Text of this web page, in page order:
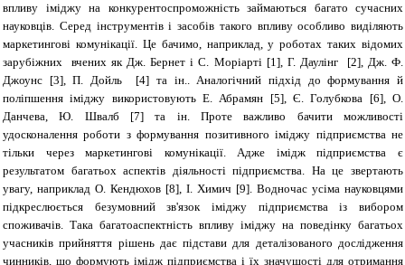
впливу іміджу на конкурентоспроможність займаються багато сучасних
науковців. Серед інструментів і засобів такого впливу особливо виділяють
маркетингові комунікації. Це бачимо, наприклад, у роботах таких відомих
зарубіжних вчених як Дж.Бернет і С. Моріарті [1], Г. Даулінг [2], Дж. Ф.
Джоунс [3], П. Дойль
[4] та ін.. Аналогічний підхід до формування й
поліпшення іміджу використовують Е. Абрамян [5], Є. Голубкова [6], О.
Данчева, Ю.
Швалб [7] та ін. Проте важливо бачити можливості
удосконалення роботи з формування позитивного іміджу підприємства не
тільки через маркетингові комунікації. Адже імідж підприємства є
результатом багатьох аспектів діяльності підприємства. На це звертають
увагу, наприклад О. Кендюхов [8], І. Химич [9]. Водночас усіма науковцями
підкреслюється безумовний зв'язок іміджу підприємства із вибором
споживачів. Така багатоаспектність впливу іміджу на поведінку багатьох
учасників прийняття рішень дає підстави для деталізованого дослідження
чинників, що формують імідж підприємства і їх значущості для отримання